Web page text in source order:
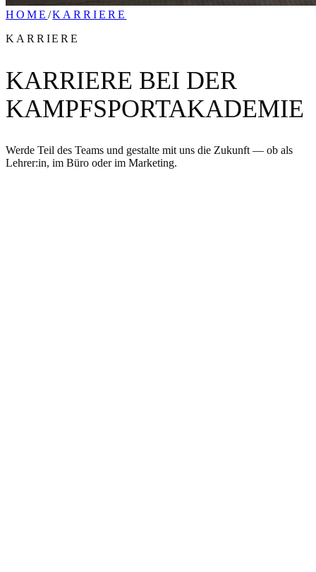
HOME /KARRIERE
KARRIERE
KARRIERE BEI DER
KAMPFSPORTAKADEMIE
Werde Teil des Teams und gestalte mit uns die Zukunft — ob als
Lehrer:in, im Büro oder im Marketing.